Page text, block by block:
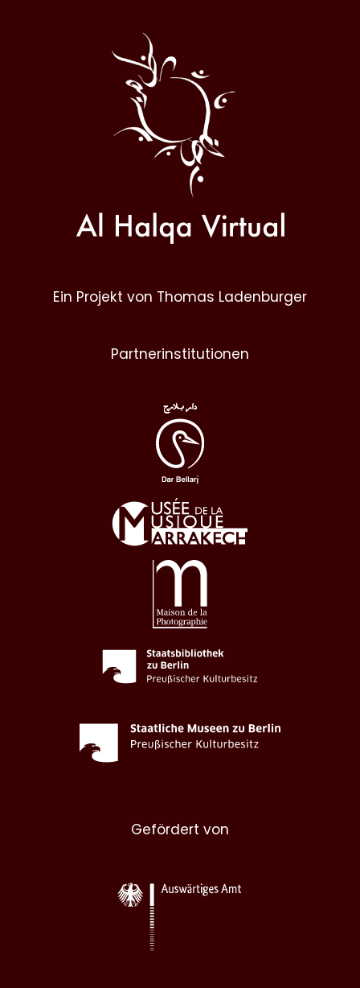
Halqa
Ein Projekt von Thomas Ladenburger
Partnerinstitutionen
Gefördert von